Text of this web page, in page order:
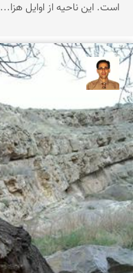
است. این ناحیه از اوایل هزا...
ع بهنام راد